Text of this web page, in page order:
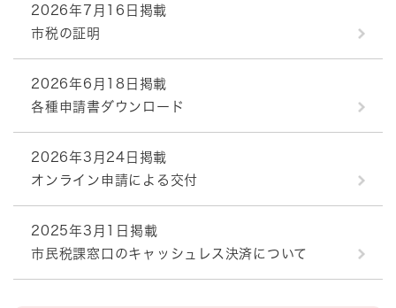
2026年7月16日掲載
市税の証明
2026年6月18日掲載
各種申請書ダウンロード
2026年3月24日掲載
オンライン申請による交付
2025年3月1日掲載
市民税課窓口のキャッシュレス決済について